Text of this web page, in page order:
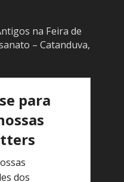
na Feira de
– Catanduva,